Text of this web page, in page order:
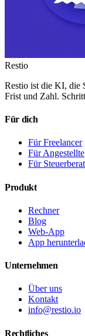
Restio
Restio ist die KI, die
Frist und Zahl.
Für dich
Für Freelancer
Für Angestellte
Für
Produkt
Rechner
Blog
Web-App
App
Unternehmen
Über uns
Kontakt
info@restio.io
Rechtliches